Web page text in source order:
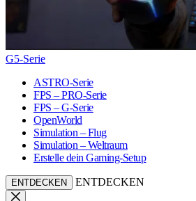
G5-Serie
ASTRO-Serie
FPS – PRO-Serie
FPS – G-Serie
OpenWorld
Simulation – Flug
Simulation – Weltraum
Erstelle dein Gaming-Setup
ENTDECKEN ENTDECKEN